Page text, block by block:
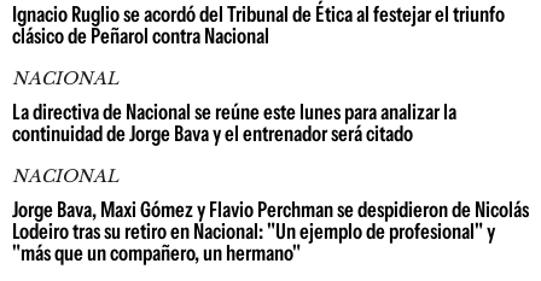
Ignacio Ruglio se acordó del Tribunal de Ética al festejar el triunfo
clásico de Peñarol contra Nacional
NACIONAL
La directiva de Nacional se reúne este lunes para analizar la
continuidad de Jorge Bava y el entrenador será citado
NACIONAL
Jorge Bava, Maxi Gómez y Flavio Perchman se despidieron de Nicolás
Lodeiro tras su retiro en Nacional: "Un ejemplo de profesional" y
"más que un compañero, un hermano"